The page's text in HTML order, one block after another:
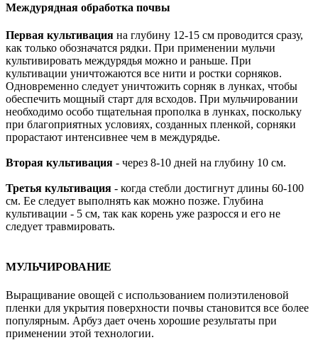
Междурядная обработка почвы
Первая культивация на глубину 12-15 см проводится сразу,
как только обозначатся рядки. При применении мульчи
культивировать междурядья можно и раньше. При
культивации уничтожаются все нити и ростки сорняков.
Одновременно следует уничтожить сорняк в лунках, чтобы
обеспечить мощный старт для всходов. При мульчировании
необходимо особо тщательная прополка в лунках, поскольку
при благоприятных условиях, созданных пленкой, сорняки
прорастают интенсивнее чем в междурядье.
Вторая культивация - через 8-10 дней на глубину 10 см.
Третья культивация - когда стебли достигнут длины 60-100
см. Ее следует выполнять как можно позже. Глубина
культивации - 5 см, так как корень уже разросся и его не
следует травмировать.
МУЛЬЧИРОВАНИЕ
Выращивание овощей с использованием полиэтиленовой
пленки для укрытия поверхности почвы становится все более
популярным. Арбуз дает очень хорошие результаты при
применении этой технологии.